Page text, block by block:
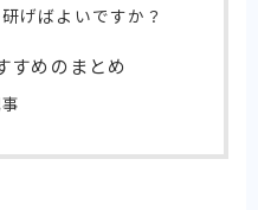
げばよいですか？
すめのまとめ